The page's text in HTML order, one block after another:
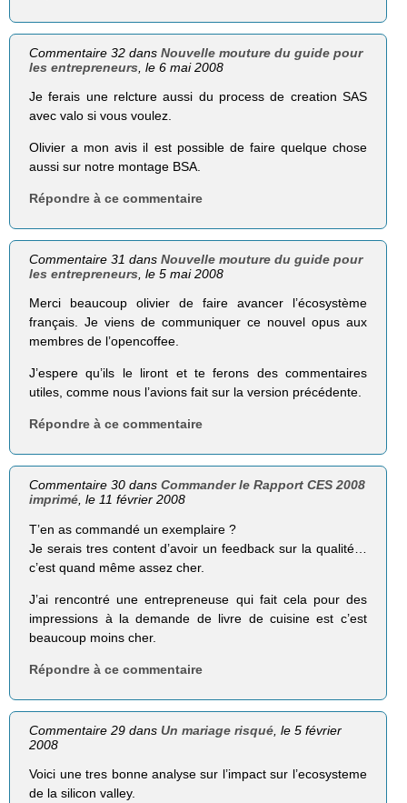
Commentaire 32 dansNouvelle mouture du guide pour
les entrepreneurs , le 6 mai 2008
Je ferais une relcture aussi du process de creation SAS
avec valo si vous voulez.
Olivier a mon avis il est possible de faire quelque chose
aussi sur notre montage BSA.
Répondre à ce commentaire
Commentaire 31 dansNouvelle mouture du guide pour
les entrepreneurs , le 5 mai 2008
Merci beaucoup olivier de faire avancer l’écosystème
français. Je viens de communiquer ce nouvel opus aux
membres de l’opencoffee.
J’espere qu’ils le liront et te ferons des commentaires
utiles, comme nous l’avions fait sur la version précédente.
Répondre à ce commentaire
Commentaire 30 dansCommander le Rapport CES 2008
imprimé, le 11 février 2008
T’en as commandé un exemplaire ?
Je serais tres content d’avoir un feedback sur la qualité…
c’est quand même assez cher.
J’ai rencontré une entrepreneuse qui fait cela pour des
impressions à la demande de livre de cuisine est c’est
beaucoup moins cher.
Répondre à ce commentaire
Commentaire 29 dansUn mariage risqué , le 5 février
2008
Voici une tres bonne analyse sur l’impact sur l’ecosysteme
de la silicon valley.